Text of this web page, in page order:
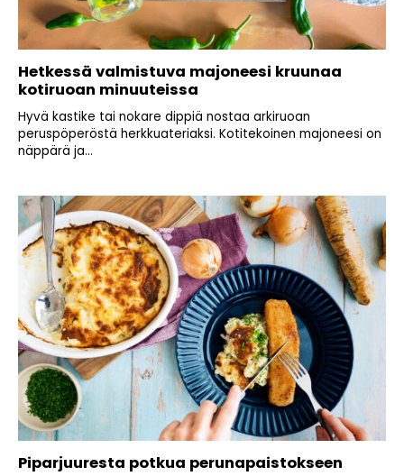
Hetkessä valmistuva majoneesi kruunaa
kotiruoan minuuteissa
Hyvä kastike tai nokare dippiä nostaa arkiruoan
peruspöperöstä herkkuateriaksi. Kotitekoinen majoneesi on
näppärä ja...
Piparjuuresta potkua perunapaistokseen